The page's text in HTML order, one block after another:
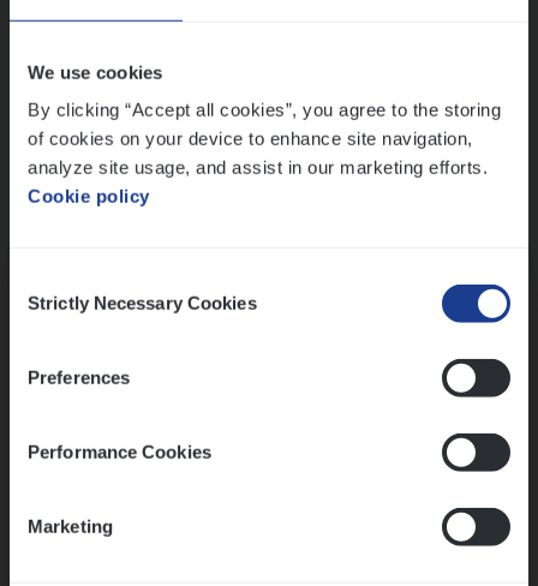
We use cookies
By clicking “Accept all cookies”, you agree to the storing
of cookies on your device to enhance site navigation,
analyze site usage, and assist in our marketing efforts.
Cookie policy
Selection
Strictly Necessary Cookies
Preferences
Performance Cookies
Marketing